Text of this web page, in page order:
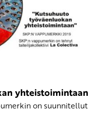
yhteistoimintaan
on suunnitellut